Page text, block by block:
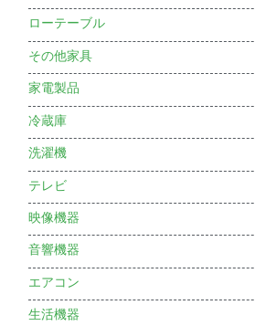
ローテーブル
その他家具
家電製品
冷蔵庫
洗濯機
テレビ
映像機器
音響機器
エアコン
生活機器